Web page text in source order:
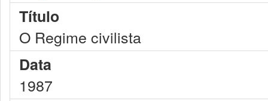
Título
O Regime civilista
Data
1987